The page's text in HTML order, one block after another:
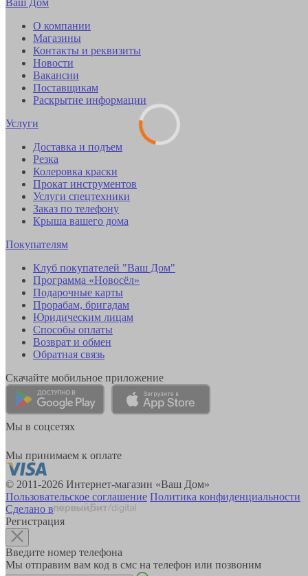
О компании
Магазины
Контакты и реквизиты
Новости
Вакансии
Поставщикам
Раскрытие информации
Услуги
Доставка и подъем
Резка
Колеровка краски
Прокат инструментов
Услуги спецтехники
Заказ по телефону
Крыша вашего дома
Покупателям
Клуб покупателей "Ваш Дом"
Программа «Новосёл»
Подарочные карты
Прорабам, бригадам
Юридическим лицам
Способы оплаты
Возврат и обмен
Обратная связь
Скачайте мобильное приложение
Мы в соцсетях
Мы принимаем к оплате
© 2011-2026 Интернет-магазин «Ваш Дом»
Пользовательское соглашение Политика конфиденциальности
Сделано в
Регистрация
Введите номер телефона
Мы отправим вам код в смс на телефон или позвоним